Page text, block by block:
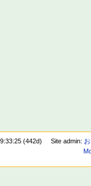
(442d) Site admin: